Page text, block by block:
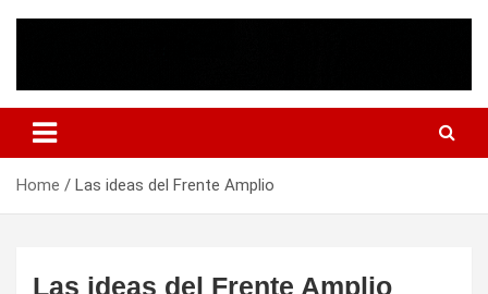
Home Las ideas del Frente Amplio
Las ideas del Frente Amplio